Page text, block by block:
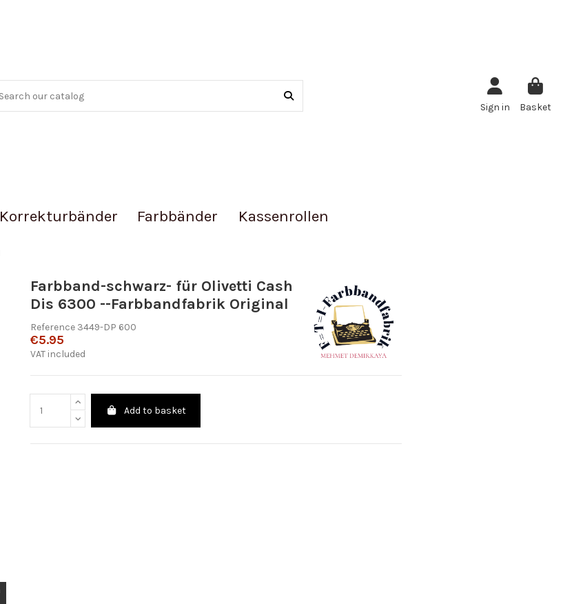
Sign in Basket
Korrekturbänder Farbbänder Kassenrollen
Farbband-schwarz- für Olivetti Cash
Dis 6300 --Farbbandfabrik Original
Reference 3449-DP 600
€5.95
VAT included
Add to basket